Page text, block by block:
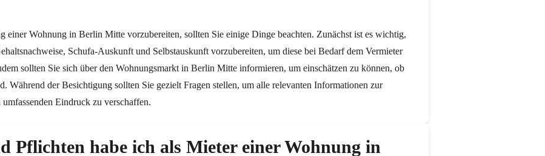
einer Wohnung in Berlin Mitte vorzubereiten, sollten Sie einige Dinge beachten. Zunächst ist es wichtig,
Schufa-Auskunft und Selbstauskunft vorzubereiten, um diese bei Bedarf dem Vermieter
sollten Sie sich über den Wohnungsmarkt in Berlin Mitte informieren, um einschätzen zu können, ob
Während der Besichtigung sollten Sie gezielt Fragen stellen, um alle relevanten Informationen zur
Eindruck zu verschaffen.
Pflichten habe ich als Mieter einer Wohnung in